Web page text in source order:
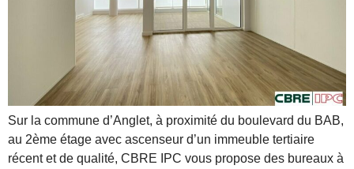
Sur la commune d’Anglet, à proximité du boulevard du BAB,
au 2ème étage avec ascenseur d’un immeuble tertiaire
récent et de qualité, CBRE IPC vous propose des bureaux à